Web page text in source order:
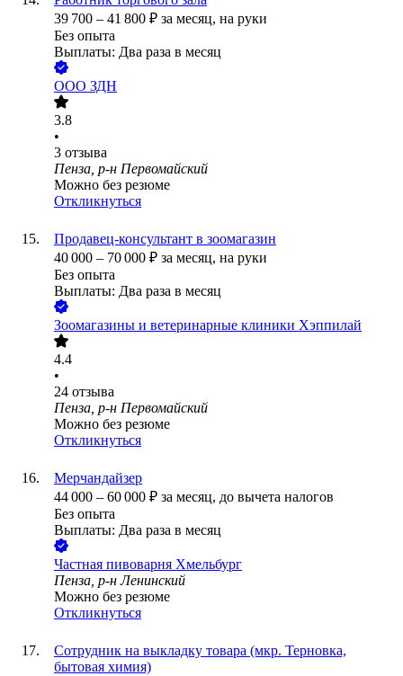
39 700 – 41 800 ₽ за месяц, на руки
Без опыта
Выплаты: Два раза в месяц
ООО ЗДН
3.8
•
3 отзыва
Пенза, р-н Первомайский
Можно без резюме
Откликнуться
Продавец-консультант в зоомагазин
40 000 – 70 000 ₽ за месяц, на руки
Без опыта
Выплаты: Два раза в месяц
Зоомагазины и ветеринарные клиники Хэппилай
4.4
•
24 отзыва
Пенза, р-н Первомайский
Можно без резюме
Откликнуться
Мерчандайзер
44 000 – 60 000 ₽ за месяц, до вычета налогов
Без опыта
Выплаты: Два раза в месяц
Частная пивоварня Хмельбург
Пенза, р-н Ленинский
Можно без резюме
Откликнуться
Сотрудник на выкладку товара (мкр. Терновка,
бытовая химия)